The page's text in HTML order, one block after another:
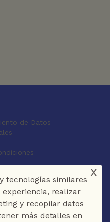
de Datos
tecnologías similares
realizar
y recopilar datos
más detalles en
x